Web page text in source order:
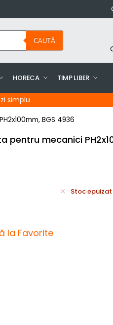
CAUTĂ
HORECA TIMP LIBER
simplu
BGS 4936
pentru mecanici
Stoc epuizat
la Favorite